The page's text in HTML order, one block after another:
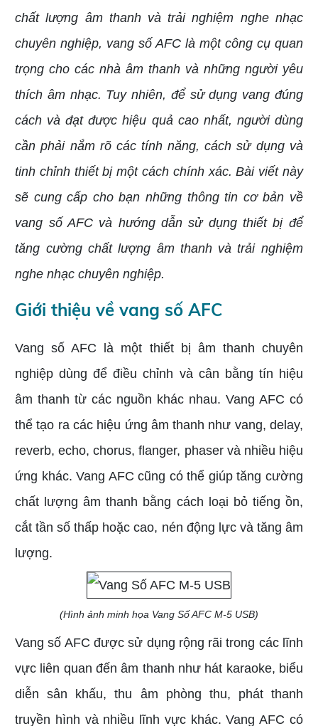
chất lượng âm thanh và trải nghiệm nghe nhạc
chuyên nghiệp, vang số AFC là một công cụ quan
trọng cho các nhà âm thanh và những người yêu
thích âm nhạc. Tuy nhiên, để sử dụng vang đúng
cách và đạt được hiệu quả cao nhất, người dùng
cần phải nắm rõ các tính năng, cách sử dụng và
tinh chỉnh thiết bị một cách chính xác. Bài viết này
sẽ cung cấp cho bạn những thông tin cơ bản về
vang số AFC và hướng dẫn sử dụng thiết bị để
tăng cường chất lượng âm thanh và trải nghiệm
nghe nhạc chuyên nghiệp.
Giới thiệu về vang số AFC
Vang số AFC là một thiết bị âm thanh chuyên
nghiệp dùng để điều chỉnh và cân bằng tín hiệu
âm thanh từ các nguồn khác nhau. Vang AFC có
thể tạo ra các hiệu ứng âm thanh như vang, delay,
reverb, echo, chorus, flanger, phaser và nhiều hiệu
ứng khác. Vang AFC cũng có thể giúp tăng cường
chất lượng âm thanh bằng cách loại bỏ tiếng ồn,
cắt tần số thấp hoặc cao, nén động lực và tăng âm
lượng.
(Hình ảnh minh họa Vang Số AFC M-5 USB)
Vang số AFC được sử dụng rộng rãi trong các lĩnh
vực liên quan đến âm thanh như hát karaoke, biểu
diễn sân khấu, thu âm phòng thu, phát thanh
truyền hình và nhiều lĩnh vực khác. Vang AFC có